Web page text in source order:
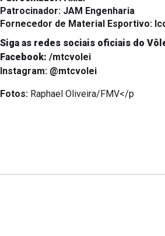
Patrocinador: JAM Engenharia
Fornecedor de Material Esportivo:
Siga as redes sociais oficiais do
Facebook: /mtcvolei
Instagram: @mtcvolei
Fotos: Raphael Oliveira/FMV </p